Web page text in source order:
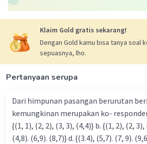
Klaim Gold gratis sekarang!
Dengan Gold kamu bisa tanya soal
sepuasnya, lho.
Pertanyaan serupa
Dari himpunan pasangan berurutan
kemungkinan merupakan ko- respondensi satu-satu? a.
{(1, 1), (2, 2), (3, 3), (4,4)} b. {(1, 2), (2, 3), (3, 4). (4,5)} c. {(2,7).
(4,8). (6,9). (8,7)} d. {(3.4), (5,7). (7, 9).